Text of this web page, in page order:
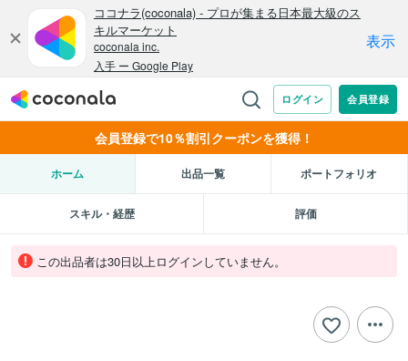
会員登録で10％割引クーポンを獲得！
ホーム 出品一覧 ポートフォリオ
スキル・経歴 評価
この出品者は30日以上ログインしていません。